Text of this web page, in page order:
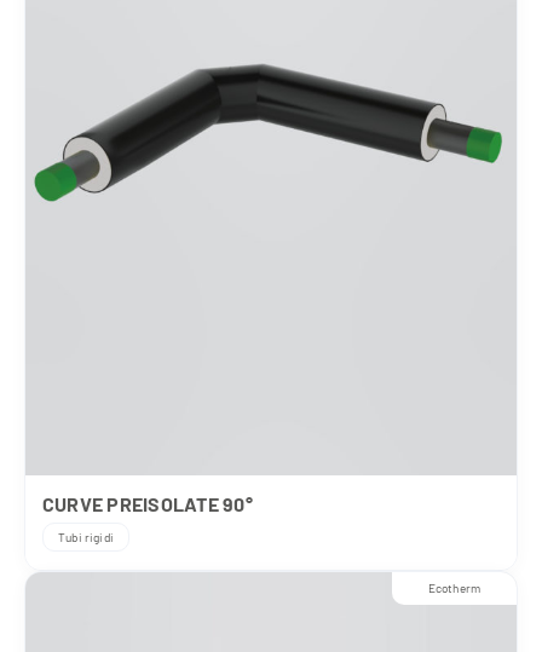
CURVE PREISOLATE 90°
Tubi rigidi
Ecotherm